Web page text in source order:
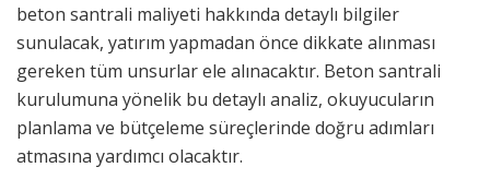
beton santrali maliyeti hakkında detaylı bilgiler
sunulacak, yatırım yapmadan önce dikkate alınması
gereken tüm unsurlar ele alınacaktır. Beton santrali
kurulumuna yönelik bu detaylı analiz, okuyucuların
planlama ve bütçeleme süreçlerinde doğru adımları
atmasına yardımcı olacaktır.